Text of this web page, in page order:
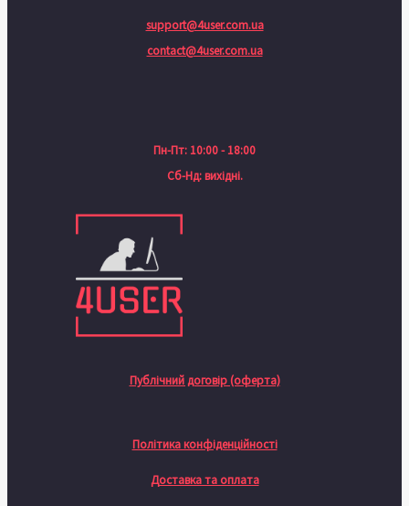
support@4user.com.ua
contact@4user.com.ua
Пн-Пт: 10:00 - 18:00
Сб-Нд: вихідні.
Публічний договір (оферта)
Політика конфіденційності
Доставка та оплата